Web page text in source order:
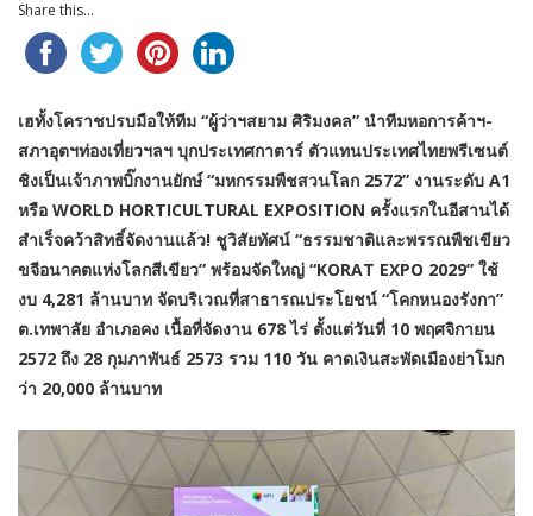
Share this...
เฮทั้งโคราชปรบมือให้ทีม “ผู้ว่าฯสยาม ศิริมงคล” นำทีมหอการค้าฯ-
สภาอุตฯท่องเที่ยวฯลฯ บุกประเทศกาตาร์ ตัวแทนประเทศไทยพรีเซนต์
ชิงเป็นเจ้าภาพบิ๊กงานยักษ์ “มหกรรมพืชสวนโลก 2572” งานระดับ A1
หรือ WORLD HORTICULTURAL EXPOSITION ครั้งแรกในอีสานได้
สำเร็จคว้าสิทธิ์จัดงานแล้ว! ชูวิสัยทัศน์ “ธรรมชาติและพรรณพืชเขียว
ขจีอนาคตแห่งโลกสีเขียว” พร้อมจัดใหญ่ “KORAT EXPO 2029” ใช้
งบ 4,281 ล้านบาท จัดบริเวณที่สาธารณประโยชน์ “โคกหนองรังกา”
ต.เทพาลัย อำเภอคง เนื้อที่จัดงาน 678 ไร่ ตั้งแต่วันที่ 10 พฤศจิกายน
2572 ถึง 28 กุมภาพันธ์ 2573 รวม 110 วัน คาดเงินสะพัดเมืองย่าโมก
ว่า 20,000 ล้านบาท